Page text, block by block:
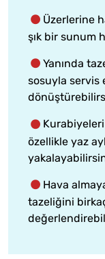
Üzerlerine
şık bir sunum
Yanında
sosuyla servis
özellikle yaz
Hava
tazeliğini